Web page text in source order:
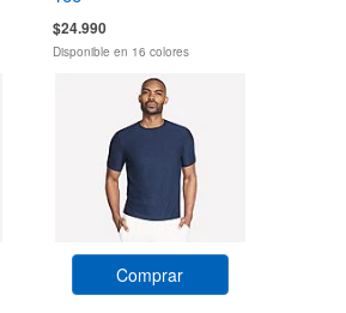
$24.990
Disponible en 16 colores
Comprar